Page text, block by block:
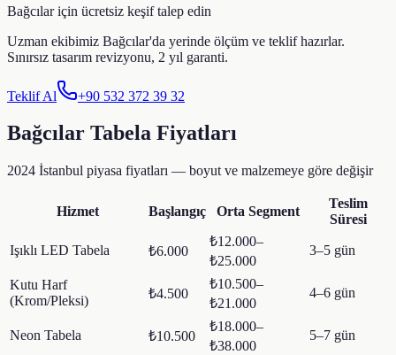
Bağcılariçin ücretsiz keşif talep edin
Uzman ekibimiz Bağcılar'da yerinde ölçüm ve teklif hazırlar.
Sınırsız tasarım revizyonu, 2 yıl garanti.
Teklif Al +90 532 372 39 32
Bağcılar Tabela Fiyatları
2024 İstanbul piyasa fiyatları — boyut ve malzemeye göre değişir
Hizmet Başlangıç Orta Segment
Teslim
Süresi
Işıklı LED Tabela ₺6.000
₺12.000–
₺25.000
3–5 gün
Kutu Harf
(Krom/Pleksi)
₺4.500
₺10.500–
₺21.000
4–6 gün
Neon Tabela ₺10.500
₺18.000–
₺38.000
5–7 gün